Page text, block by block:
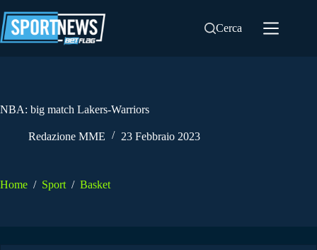
al
contenuto
Cerca
NBA: big match Lakers-Warriors
Redazione MME 23 Febbraio 2023
Home / Sport / Basket